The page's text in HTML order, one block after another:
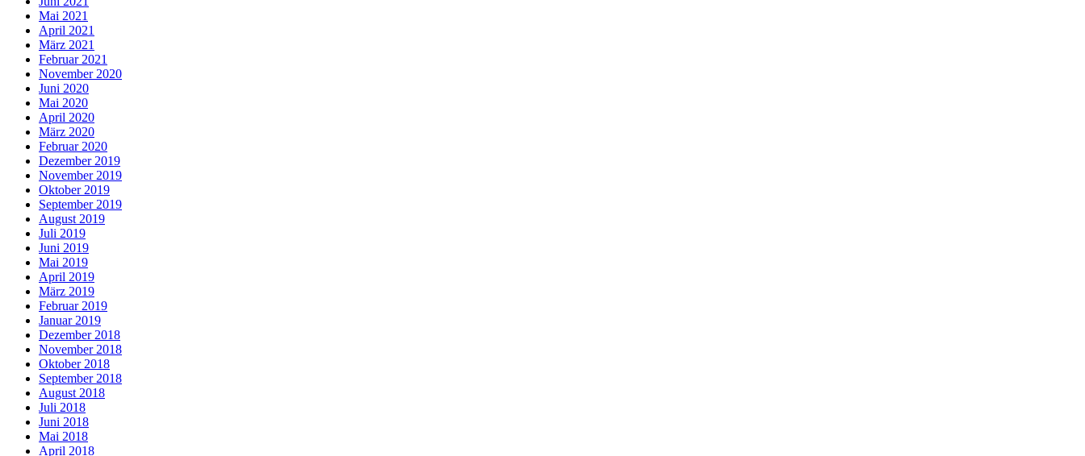
Mai 2021
April 2021
März 2021
Februar 2021
November 2020
Juni 2020
Mai 2020
April 2020
März 2020
Februar 2020
Dezember 2019
November 2019
Oktober 2019
September 2019
August 2019
Juli 2019
Juni 2019
Mai 2019
April 2019
März 2019
Februar 2019
Januar 2019
Dezember 2018
November 2018
Oktober 2018
September 2018
August 2018
Juli 2018
Juni 2018
Mai 2018
April 2018